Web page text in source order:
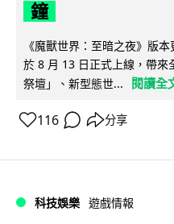
鐘
《魔獸世界：至暗之夜》版
於 8 月 13 日正式上線，帶來
祭壇」、新型態世...
閱讀全
116 分享
科技娛樂 遊戲情報